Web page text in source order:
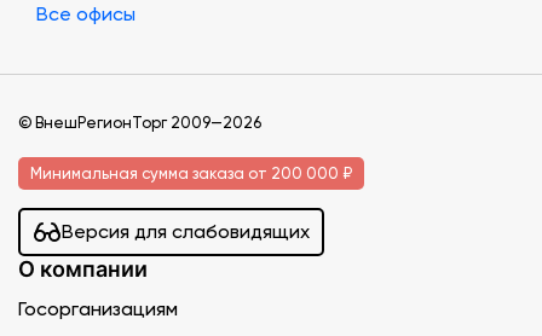
Все офисы
© ВнешРегионТорг 2009—2026
Минимальная сумма заказа от 200 000 ₽
Версия для слабовидящих
О компании
Госорганизациям